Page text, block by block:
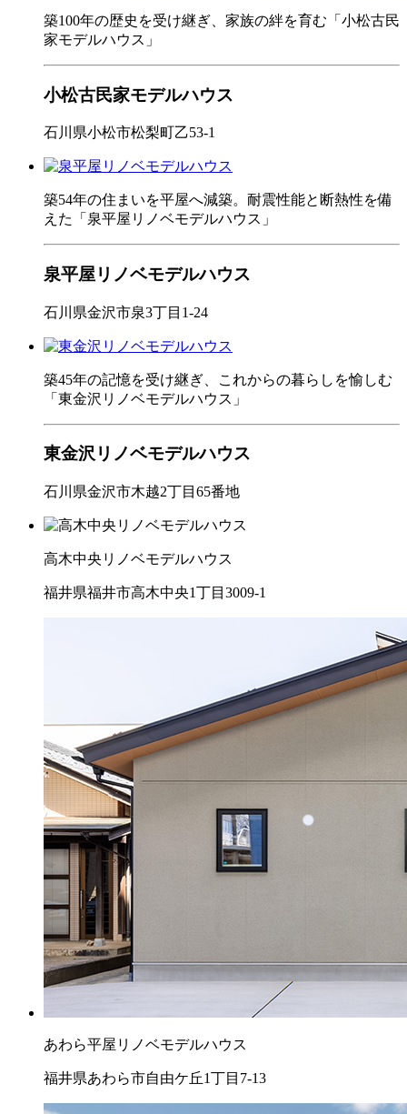
築100年の歴史を受け継ぎ、家族の絆を育む「小松古民
家モデルハウス」
小松古民家モデルハウス
石川県小松市松梨町乙53-1
築54年の住まいを平屋へ減築。耐震性能と断熱性を備
えた「泉平屋リノベモデルハウス」
泉平屋リノベモデルハウス
石川県金沢市泉3丁目1-24
築45年の記憶を受け継ぎ、これからの暮らしを愉しむ
「東金沢リノベモデルハウス」
東金沢リノベモデルハウス
石川県金沢市木越2丁目65番地
高木中央リノベモデルハウス
福井県福井市高木中央1丁目3009-1
あわら平屋リノベモデルハウス
福井県あわら市自由ケ丘1丁目7-13